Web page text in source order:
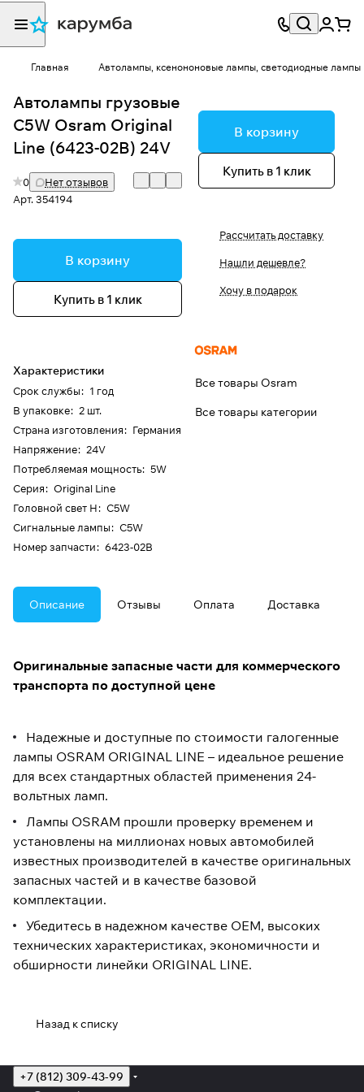
Главная Автолампы, ксенононовые лампы, светодиодные лампы
Автолампы грузовые
C5W Osram Original
Line (6423-02B) 24V
0
Нет отзывов
Арт.354194
В корзину
Купить в 1 клик
Характеристики
Срок службы: 1 год
В упаковке: 2 шт.
Страна изготовления: Германия
Напряжение: 24V
Потребляемая мощность: 5W
Серия: Original Line
Головной свет H: C5W
Сигнальные лампы: C5W
Номер запчасти: 6423-02B
В корзину
Купить в 1 клик
Рассчитать доставку
Нашли дешевле?
Хочу в подарок
Все товары Osram
Все товары категории
Описание Отзывы Оплата Доставка
Оригинальные запасные части для коммерческого
транспорта по доступной цене
Надежные и доступные по стоимости галогенные
лампы OSRAM ORIGINAL LINE – идеальное решение
для всех стандартных областей применения 24-
вольтных ламп.
Лампы OSRAM прошли проверку временем и
установлены на миллионах новых автомобилей
известных производителей в качестве оригинальных
запасных частей и в качестве базовой
комплектации.
Убедитесь в надежном качестве OEM, высоких
технических характеристиках, экономичности и
обширности линейки ORIGINAL LINE.
Назад к списку
+7 (812) 309-43-99